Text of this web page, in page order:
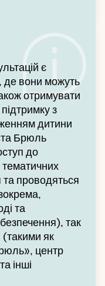
є
де вони можуть
отримувати
з
дитини
Брюль
до
тематичних
та проводяться
та
так
як
центр
інші